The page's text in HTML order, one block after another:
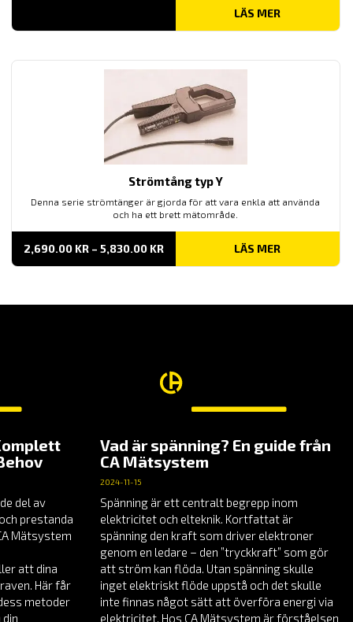
LÄS MER
Strömtång typ Y
Denna serie strömtänger är gjorda för att vara enkla att använda
och ha ett brett mätområde.
2,690.00 KR – 5,830.00 KRPRISINTERVALL:
TILL
LÄS MER
del av
prestanda
Mätsystem
att dina
Här får
metoder
Vad är spänning? En guide från
CA Mätsystem
2024-11-15
Spänning är ett centralt begrepp inom
elektricitet och elteknik. Kortfattat är
spänning den kraft som driver elektroner
genom en ledare – den ”tryckkraft” som gör
att ström kan flöda. Utan spänning skulle
inget elektriskt flöde uppstå och det skulle
inte finnas något sätt att överföra energi via
elektricitet. Hos CA Mätsystem är förståelsen